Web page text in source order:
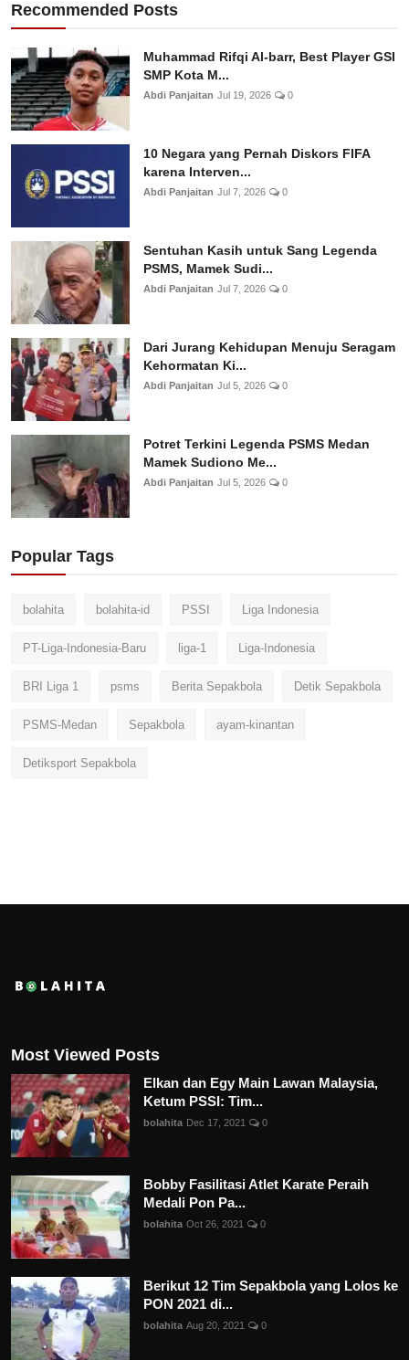
Recommended Posts
Muhammad Rifqi Al-barr, Best Player GSI
SMP Kota M...
Abdi Panjaitan Jul 19, 2026 0
10 Negara yang Pernah Diskors FIFA
karena Interven...
Abdi Panjaitan Jul 7, 2026 0
Sentuhan Kasih untuk Sang Legenda
PSMS, Mamek Sudi...
Abdi Panjaitan Jul 7, 2026 0
Dari Jurang Kehidupan Menuju Seragam
Kehormatan Ki...
Abdi Panjaitan Jul 5, 2026 0
Potret Terkini Legenda PSMS Medan
Mamek Sudiono Me...
Abdi Panjaitan Jul 5, 2026 0
Popular Tags
bolahita bolahita-id PSSI Liga Indonesia
PT-Liga-Indonesia-Baru liga-1 Liga-Indonesia
BRI Liga 1 psms Berita Sepakbola Detik Sepakbola
PSMS-Medan Sepakbola ayam-kinantan
Detiksport Sepakbola
Most Viewed Posts
Elkan dan Egy Main Lawan Malaysia,
Ketum PSSI: Tim...
bolahita Dec 17, 2021 0
Bobby Fasilitasi Atlet Karate Peraih
Medali Pon Pa...
bolahita Oct 26, 2021 0
Berikut 12 Tim Sepakbola yang Lolos ke
PON 2021 di...
bolahita Aug 20, 2021 0